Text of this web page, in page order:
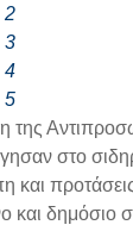
2
3
4
5
της
στο
και
και δημόσιο